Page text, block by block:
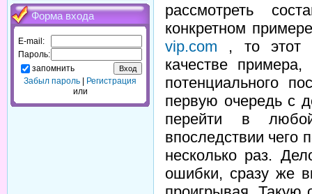
Форма входа
E-mail:
Пароль:
запомнить
Забыл пароль
Регистрация
или
рассмотреть
конкретном
vip.com , то этот
качестве
потенциального
первую очередь с
перейти в
впоследствии чего
несколько раз.
ошибки, сразу же